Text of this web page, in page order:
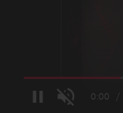
PauseUnmute
Current
0:00